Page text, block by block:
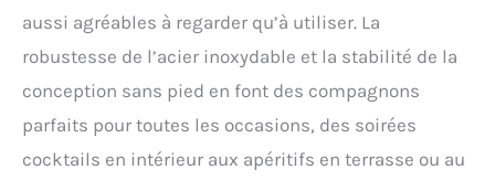
aussi agréables à regarder qu’à utiliser. La
robustesse de l’acier inoxydable et la stabilité de la
conception sans pied en font des compagnons
parfaits pour toutes les occasions, des soirées
cocktails en intérieur aux apéritifs en terrasse ou au